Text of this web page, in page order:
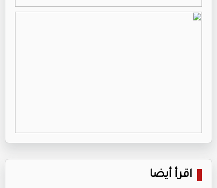
اقرأ أيضا